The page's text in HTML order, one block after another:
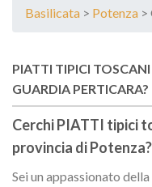
Basilicata > Potenza >
PIATTI TIPICI
GUARDIA PERTICARA?
Cerchi PIATTI tipici
provincia diPotenza?
Sei un appassionato